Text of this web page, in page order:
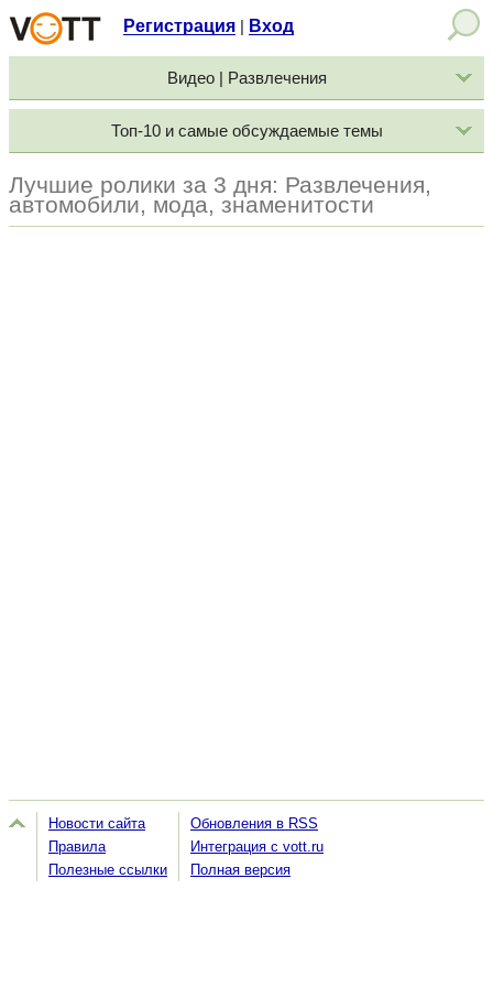
Регистрация Вход
Видео | Развлечения
Топ-10 и самые обсуждаемые темы
Лучшие ролики за 3 дня: Развлечения,
автомобили, мода, знаменитости
Новости сайта
Правила
Полезные ссылки
Обновления в RSS
Интеграция с vott.ru
Полная версия